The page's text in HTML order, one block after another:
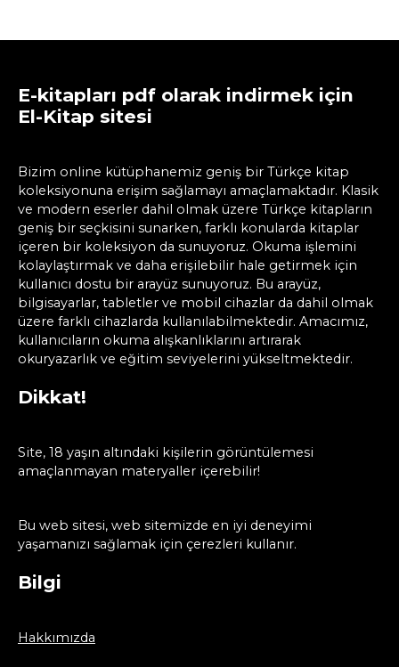
E-kitapları pdf olarak indirmek için
El-Kitap sitesi
Bizim online kütüphanemiz geniş bir Türkçe kitap
koleksiyonuna erişim sağlamayı amaçlamaktadır. Klasik
ve modern eserler dahil olmak üzere Türkçe kitapların
geniş bir seçkisini sunarken, farklı konularda kitaplar
içeren bir koleksiyon da sunuyoruz. Okuma işlemini
kolaylaştırmak ve daha erişilebilir hale getirmek için
kullanıcı dostu bir arayüz sunuyoruz. Bu arayüz,
bilgisayarlar, tabletler ve mobil cihazlar da dahil olmak
üzere farklı cihazlarda kullanılabilmektedir. Amacımız,
kullanıcıların okuma alışkanlıklarını artırarak
okuryazarlık ve eğitim seviyelerini yükseltmektedir.
Dikkat!
Site, 18 yaşın altındaki kişilerin görüntülemesi
amaçlanmayan materyaller içerebilir!
Bu web sitesi, web sitemizde en iyi deneyimi
yaşamanızı sağlamak için çerezleri kullanır.
Bilgi
Hakkımızda